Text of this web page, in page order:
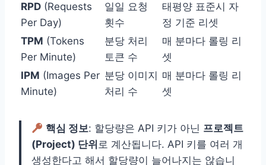
RPD (Requests
Per Day)
일일 요청
횟수
태평양 표준시 자
정 기준 리셋
TPM (Tokens
Per Minute)
분당 처리
토큰 수
매 분마다 롤링 리
셋
IPM (Images Per
Minute)
분당 이미지
처리 수
매 분마다 롤링 리
셋
핵심 정보: 할당량은 API 키가 아닌 프로젝트
(Project) 단위 로 계산됩니다. API 키를 여러 개
생성한다고 해서 할당량이 늘어나지는 않습니